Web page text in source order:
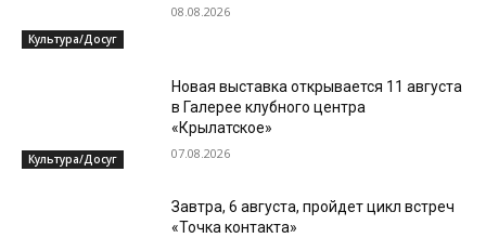
Культура/Досуг
08.08.2026
Культура/Досуг
Новая выставка открывается 11 августа
в Галерее клубного центра
«Крылатское»
07.08.2026
Завтра, 6 августа, пройдет цикл встреч
«Точка контакта»